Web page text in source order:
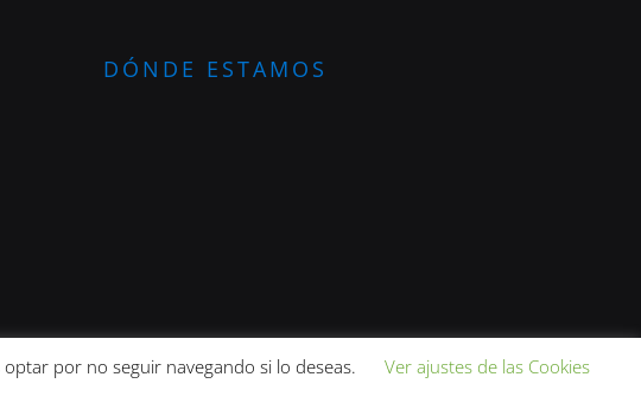
DÓNDE ESTAMOS
por no seguir navegando si lo deseas. Ver ajustes de las Cookies